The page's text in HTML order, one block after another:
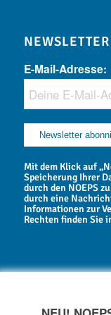
NEWSLETTER
E-Mail-Adresse:
Mit dem Klick auf
Speicherung Ihrer
durch den NOEPS
durch eine
Informationen zur
Rechten finden Sie